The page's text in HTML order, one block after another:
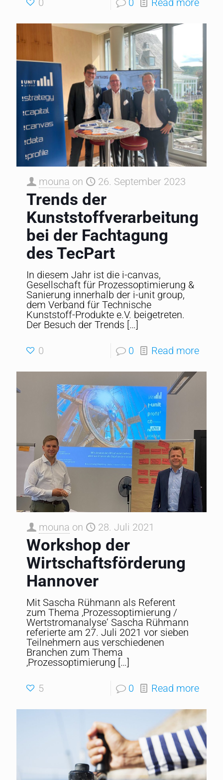
0 0 Read more
mouna on 26. September 2023
Trends der
Kunststoffverarbeitung
bei der Fachtagung
des TecPart
In diesem Jahr ist die i-canvas,
Gesellschaft für Prozessoptimierung &
Sanierung innerhalb der i-unit group,
dem Verband für Technische
Kunststoff-Produkte e.V. beigetreten.
Der Besuch der Trends […]
0 0 Read more
mouna on 28. Juli 2021
Workshop der
Wirtschaftsförderung
Hannover
Mit Sascha Rühmann als Referent
zum Thema ‚Prozessoptimierung /
Wertstromanalyse‘ Sascha Rühmann
referierte am 27. Juli 2021 vor sieben
Teilnehmern aus verschiedenen
Branchen zum Thema
‚Prozessoptimierung […]
5 0 Read more